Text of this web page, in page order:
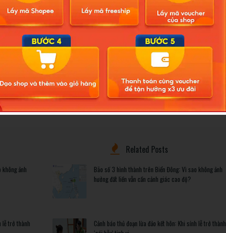
các cá nhân liên quan, giáo viên trường Khương Hạ kỳ vọng rằng
sẽ sớm ổn định trở lại.
truong-khuong-ha-vi-tu-y-tru-luong-giao-vien-tra-lai-phu-huynh-
ảnh
lễ trở thành
Related Posts
Bão số 3 hình thành trên Biển Đông: Vì sao không ảnh
hưởng đất liền vẫn cần cảnh giác cao độ?
Cảnh báo thủ đoạn lừa đảo kết hôn: Khi sính lễ trở thành